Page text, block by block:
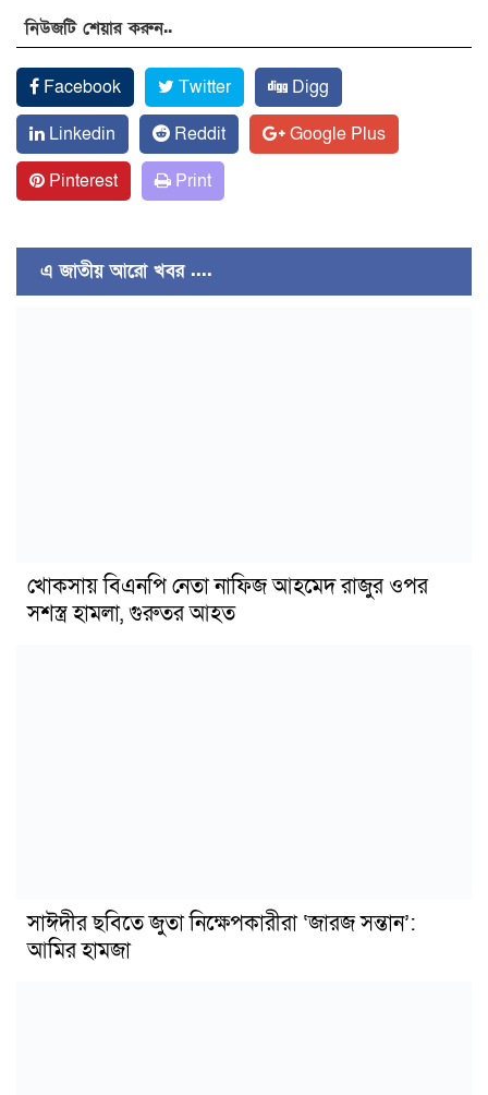
নিউজটি শেয়ার করুন..
Facebook Twitter
Digg
Linkedin
Reddit
Google Plus
Pinterest
Print
এ জাতীয় আরো খবর ....
খোকসায় বিএনপি নেতা নাফিজ আহমেদ রাজুর ওপর
সশস্ত্র হামলা, গুরুতর আহত
সাঈদীর ছবিতে জুতা নিক্ষেপকারীরা ‘জারজ সন্তান’:
আমির হামজা